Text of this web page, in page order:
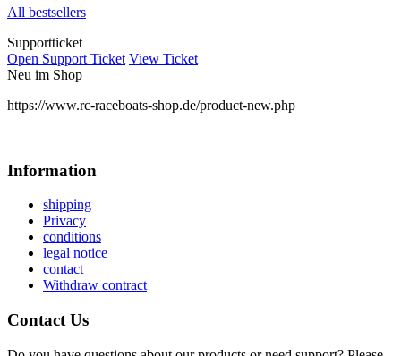
All bestsellers
Supportticket
Open Support Ticket View Ticket
Neu im Shop
https://www.rc-raceboats-shop.de/product-new.php
Information
shipping
Privacy
conditions
legal notice
contact
Withdraw contract
Contact Us